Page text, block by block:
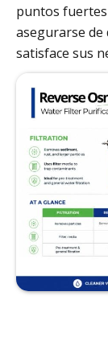
puntos fuertes
asegurarse de
satisface sus